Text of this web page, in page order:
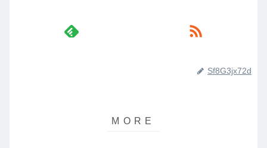
Sf8G3jx72d